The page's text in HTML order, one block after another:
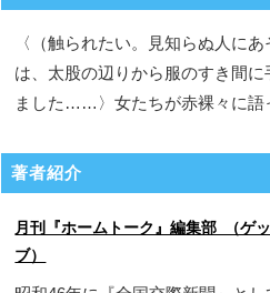
〈（触られたい。見知らぬ人に
は、太股の辺りから服のすき間
ました……〉女たちが赤裸々に語
著者紹介
月刊『ホームトーク』編集部 （ゲ
ブ）